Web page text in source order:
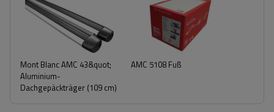
Mont Blanc AMC 43&quot;
Aluminium-
Dachgepäckträger (109 cm)
AMC 5108 Fuß